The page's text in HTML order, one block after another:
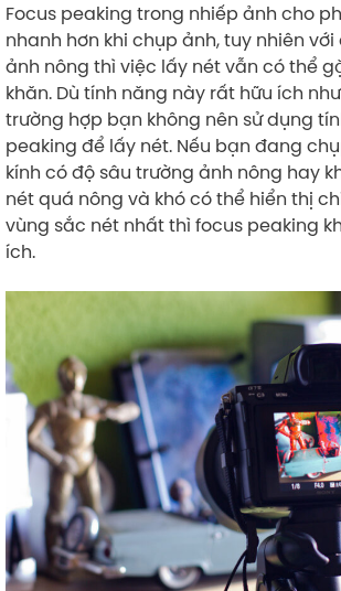
Focus peaking trong nhiếp ảnh cho
nhanh hơn khi chụp ảnh, tuy nhiên
ảnh nông thì việc lấy nét vẫn có thể
khăn. Dù tính năng này rất hữu ích
trường hợp bạn không nên sử dụng
peaking để lấy nét. Nếu bạn đang
kính có độ sâu trường ảnh nông hay
nét quá nông và khó có thể hiển thị
vùng sắc nét nhất thì focus peaking
ích.